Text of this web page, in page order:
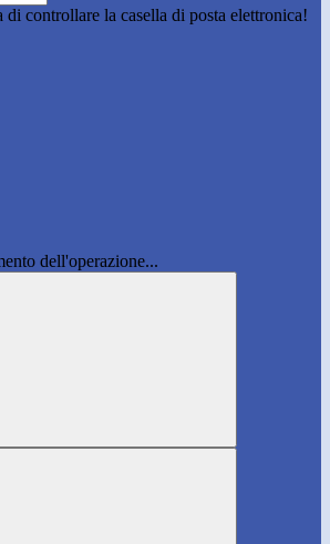
controllare la casella di posta elettronica!
dell'operazione...